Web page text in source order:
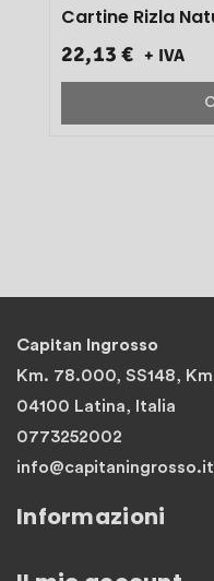
Cartine Rizla
22,13 € + IVA
Capitan Ingrosso
Km. 78.000, SS148,
04100 Latina, Italia
0773252002
info@capitaningrosso.it
Informazioni